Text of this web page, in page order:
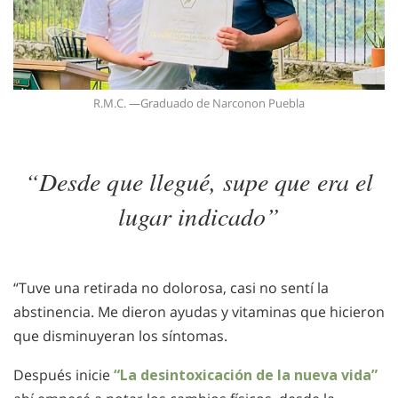
R.M.C. —Graduado de Narconon Puebla
“Desde que llegué, supe que era el
lugar indicado”
“Tuve una retirada no dolorosa, casi no sentí la
abstinencia. Me dieron ayudas y vitaminas que hicieron
que disminuyeran los síntomas.
Después inicie“La desintoxicación de la nueva vida”